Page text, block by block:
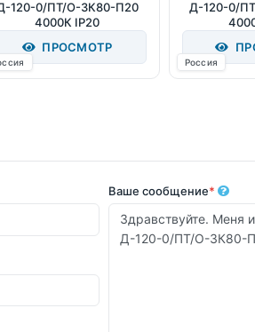
120-0/ПТ/О-3К80-П20
4000К IP20
ПРОСМОТР
Д-120-0/
Россия
Ваше сообщение*